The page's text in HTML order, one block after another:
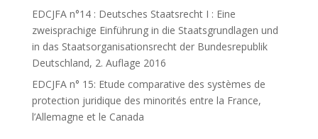
EDCJFA n°14 : Deutsches Staatsrecht I : Eine
zweisprachige Einführung in die Staatsgrundlagen und
in das Staatsorganisationsrecht der Bundesrepublik
Deutschland, 2. Auflage 2016
EDCJFA n° 15: Etude comparative des systèmes de
protection juridique des minorités entre la France,
l’Allemagne et le Canada